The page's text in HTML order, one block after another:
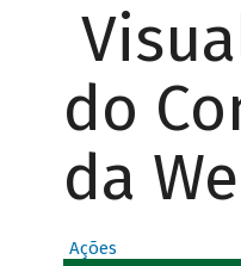
do
da
Ações